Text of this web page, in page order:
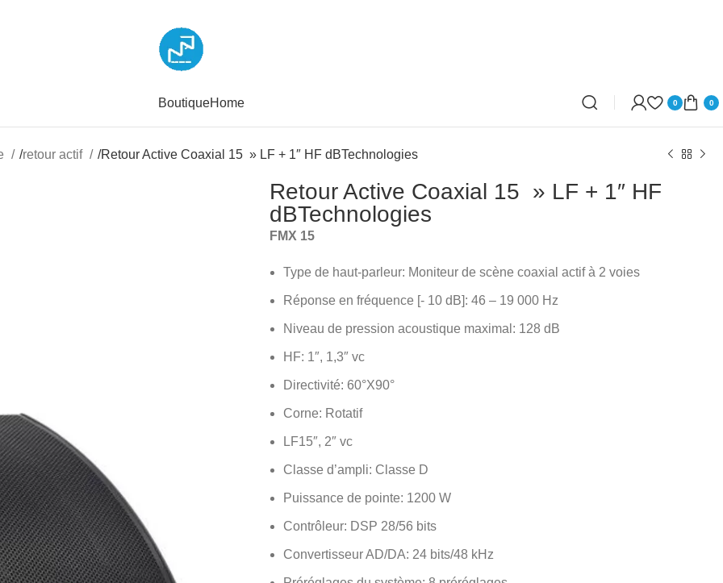
BoutiqueHome 0 0
/retour actif /Retour Active Coaxial 15 » LF + 1″ HF dBTechnologies
Retour Active Coaxial 15 » LF + 1″ HF
dBTechnologies
FMX 15
Type de haut-parleur: Moniteur de scène coaxial actif à 2 voies
Réponse en fréquence [- 10 dB]: 46 – 19 000 Hz
Niveau de pression acoustique maximal: 128 dB
HF: 1″, 1,3″ vc
Directivité: 60°X90°
Corne: Rotatif
LF15″, 2″ vc
Classe d’ampli: Classe D
Puissance de pointe: 1200 W
Contrôleur: DSP 28/56 bits
Convertisseur AD/DA: 24 bits/48 kHz